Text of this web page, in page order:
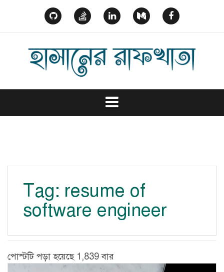
content
Tag: resume of
software engineer
পোস্টটি পড়া হয়েছে 1,839 বার